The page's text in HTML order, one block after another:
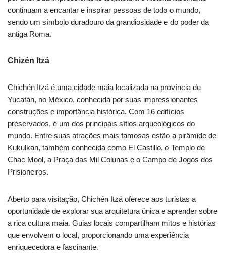
continuam a encantar e inspirar pessoas de todo o mundo,
sendo um símbolo duradouro da grandiosidade e do poder da
antiga Roma.
Chizén Itzá
Chichén Itzá é uma cidade maia localizada na província de
Yucatán, no México, conhecida por suas impressionantes
construções e importância histórica. Com 16 edifícios
preservados, é um dos principais sítios arqueológicos do
mundo. Entre suas atrações mais famosas estão a pirâmide de
Kukulkan, também conhecida como El Castillo, o Templo de
Chac Mool, a Praça das Mil Colunas e o Campo de Jogos dos
Prisioneiros.
Aberto para visitação, Chichén Itzá oferece aos turistas a
oportunidade de explorar sua arquitetura única e aprender sobre
a rica cultura maia. Guias locais compartilham mitos e histórias
que envolvem o local, proporcionando uma experiência
enriquecedora e fascinante.